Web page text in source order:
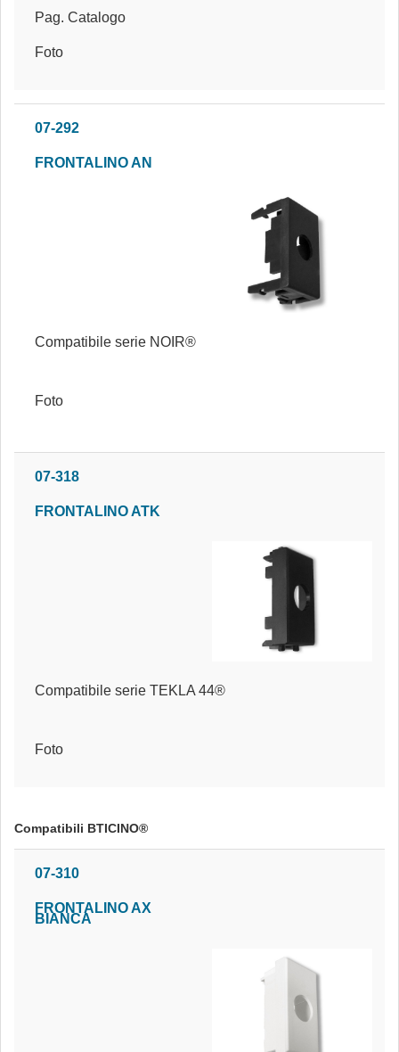
Pag. Catalogo
Foto
07-292
FRONTALINO AN
Compatibile serie NOIR®
Foto
07-318
FRONTALINO ATK
Compatibile serie TEKLA 44®
Foto
Compatibili BTICINO®
07-310
FRONTALINO AX
BIANCA